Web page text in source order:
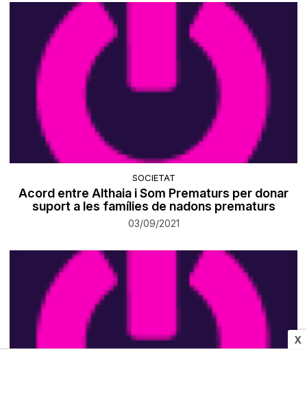
X
SOCIETAT
Acord entre Althaia i Som Prematurs per donar
suport a les famílies de nadons prematurs
03/09/2021